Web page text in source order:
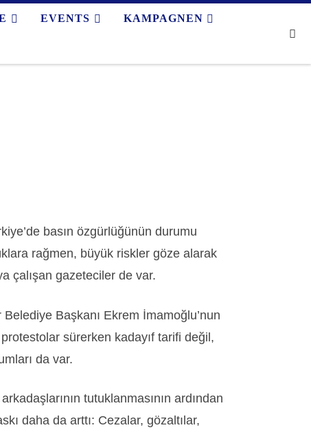
EVENTS KAMPAGNEN
basın özgürlüğünün durumu
rağmen, büyük riskler göze alarak
çalışan gazeteciler de var.
Başkanı Ekrem İmamoğlu’nun
sürerken kadayıf tarifi değil,
da var.
tutuklanmasının ardından
daha da arttı: Cezalar, gözaltılar,